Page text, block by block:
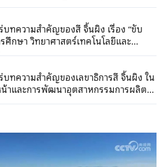
บทความสำคัญของสี จิ้นผิง เรื่อง “ขับ
กษา วิทยาศาสตร์เทคโนโลยีและ
บทความสำคัญของเลขาธิการสี จิ้นผิง ใน
น้าและการพัฒนาอุตสาหกรรมการผลิต